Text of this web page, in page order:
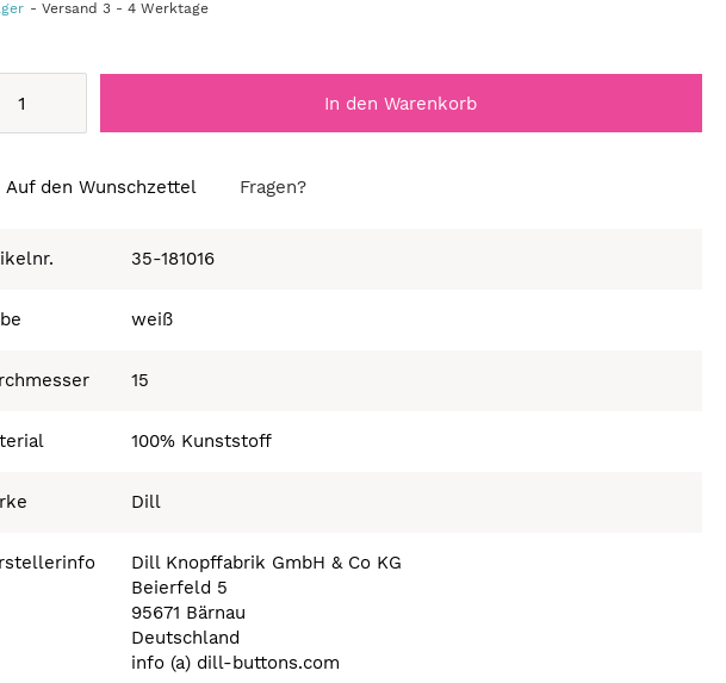
Versand3 -4 Werktage
In den Warenkorb
Auf den Wunschzettel Fragen?
35-181016
weiß
15
100% Kunststoff
Dill
Dill Knopffabrik GmbH & Co KG
Beierfeld 5
95671 Bärnau
Deutschland
info (a) dill-buttons.com